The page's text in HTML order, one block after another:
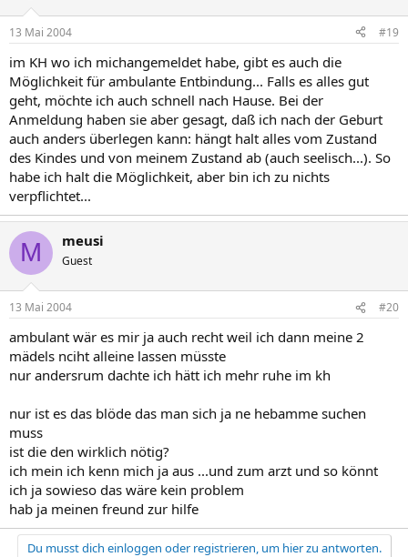
13 Mai 2004 #19
im KH wo ich michangemeldet habe, gibt es auch die
Möglichkeit für ambulante Entbindung... Falls es alles gut
geht, möchte ich auch schnell nach Hause. Bei der
Anmeldung haben sie aber gesagt, daß ich nach der Geburt
auch anders überlegen kann: hängt halt alles vom Zustand
des Kindes und von meinem Zustand ab (auch seelisch...). So
habe ich halt die Möglichkeit, aber bin ich zu nichts
verpflichtet...
M meusi
Guest
13 Mai 2004 #20
ambulant wär es mir ja auch recht weil ich dann meine 2
mädels nciht alleine lassen müsste
nur andersrum dachte ich hätt ich mehr ruhe im kh
nur ist es das blöde das man sich ja ne hebamme suchen
muss
ist die den wirklich nötig?
ich mein ich kenn mich ja aus ...und zum arzt und so könnt
ich ja sowieso das wäre kein problem
hab ja meinen freund zur hilfe
Du musst dich einloggen oder registrieren, um hier zu antworten.